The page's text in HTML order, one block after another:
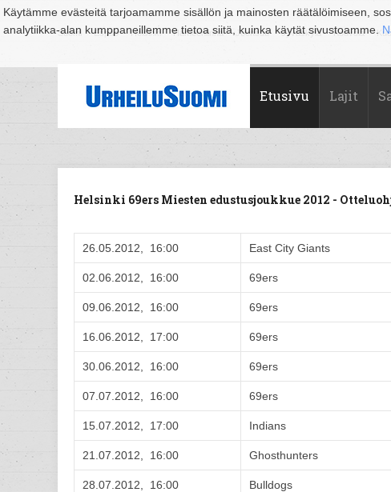
Käytämme evästeitä tarjoamamme sisällön ja mainosten räätälöimiseen,
analytiikka-alan kumppaneillemme tietoa siitä, kuinka käytät sivustoamme.
Suomi Espoo Helsinki Hämeenlinna Joensuu Jyväskylä Kouvola
Etusivu Lajit
Helsinki 69ers Miesten edustusjoukkue 2012 -
26.05.2012, 16:00 East City Giants
02.06.2012, 16:00 69ers
09.06.2012, 16:00 69ers
16.06.2012, 17:00 69ers
30.06.2012, 16:00 69ers
07.07.2012, 16:00 69ers
15.07.2012, 17:00 Indians
21.07.2012, 16:00 Ghosthunters
28.07.2012, 16:00 Bulldogs